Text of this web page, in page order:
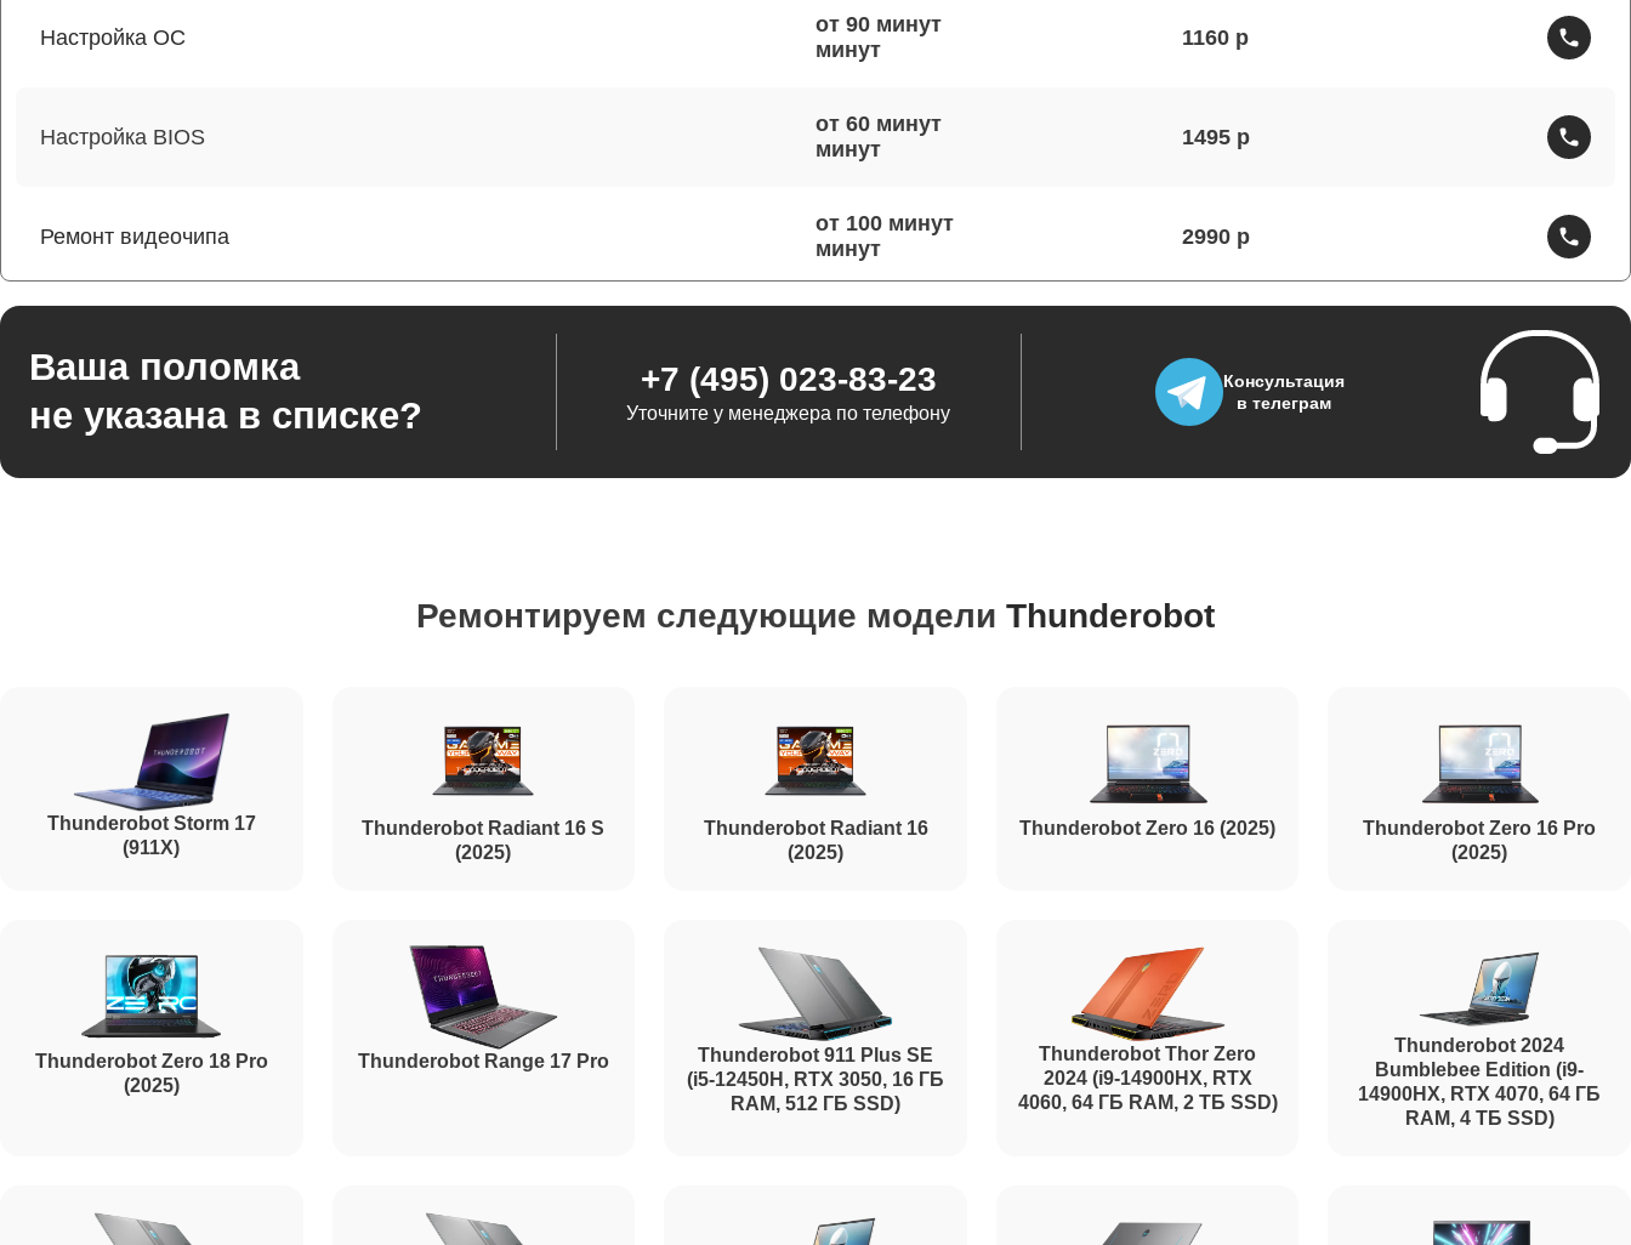
Настройка ОС
от 90 минут
1160
Настройка BIOS
от 60 минут
1495
Ремонт видеочипа
от 100 минут
2990
Ремонт видеокарты
от 70 минут
от 110 минут
1500
Установка драйверов
от 70 минут
1170
Ремонт вебкамеры
от 50 минут
1620
Настройка Wi-Fi
от 90 минут
1260
от 60 минут
Ремонт южного моста
от 120 минут
2750
Ваша поломка
не указана в списке?
+7 (495) 023-83-23
Уточните у менеджера по телефону
Консультация
в телеграм
Ремонтируем следующие модели Thunderobot
Thunderobot Storm 17
(911X)
Thunderobot Radiant 16 S
(2025)
Thunderobot Radiant 16
(2025)
Thunderobot Zero 16 (2025)
Thunderobot Zero 16 Pro
(2025)
Thunderobot Zero 18 Pro
(2025)
Thunderobot Range 17 Pro
Thunderobot 911 Plus SE
(i5-12450H, RTX 3050, 16 ГБ
RAM, 512 ГБ SSD)
Thunderobot Thor Zero
2024 (i9-14900HX, RTX
4060, 64 ГБ RAM, 2 ТБ SSD)
Thunderobot 2024
Bumblebee Edition (i9-
14900HX, RTX 4070, 64 ГБ
RAM, 4 ТБ SSD)